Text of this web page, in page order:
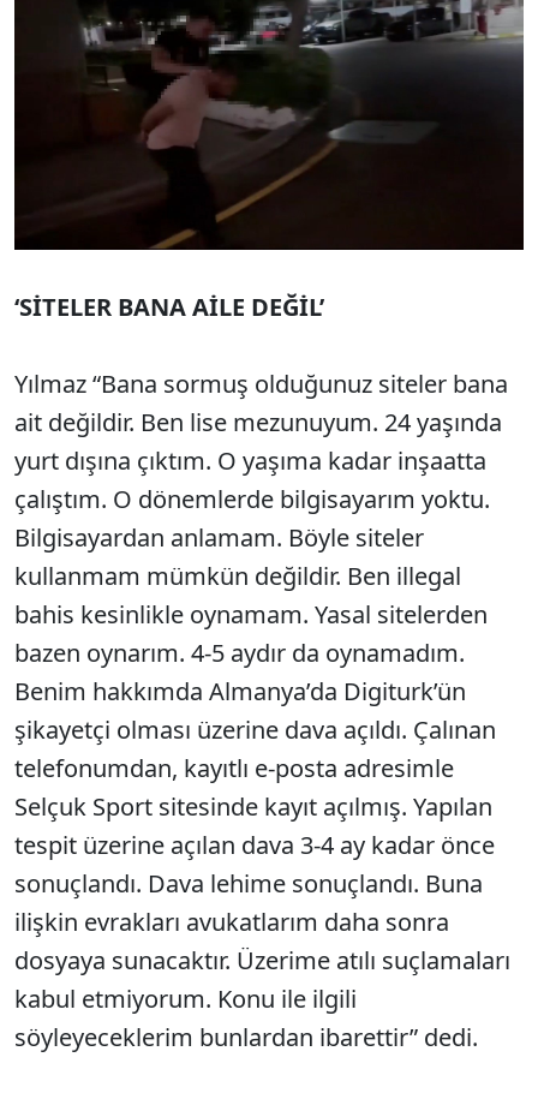
‘SİTELER BANA AİLE DEĞİL’
Yılmaz “Bana sormuş olduğunuz siteler bana
ait değildir. Ben lise mezunuyum. 24 yaşında
yurt dışına çıktım. O yaşıma kadar inşaatta
çalıştım. O dönemlerde bilgisayarım yoktu.
Bilgisayardan anlamam. Böyle siteler
kullanmam mümkün değildir. Ben illegal
bahis kesinlikle oynamam. Yasal sitelerden
bazen oynarım. 4-5 aydır da oynamadım.
Benim hakkımda Almanya’da Digiturk’ün
şikayetçi olması üzerine dava açıldı. Çalınan
telefonumdan, kayıtlı e-posta adresimle
Selçuk Sport sitesinde kayıt açılmış. Yapılan
tespit üzerine açılan dava 3-4 ay kadar önce
sonuçlandı. Dava lehime sonuçlandı. Buna
ilişkin evrakları avukatlarım daha sonra
dosyaya sunacaktır. Üzerime atılı suçlamaları
kabul etmiyorum. Konu ile ilgili
söyleyeceklerim bunlardan ibarettir” dedi.